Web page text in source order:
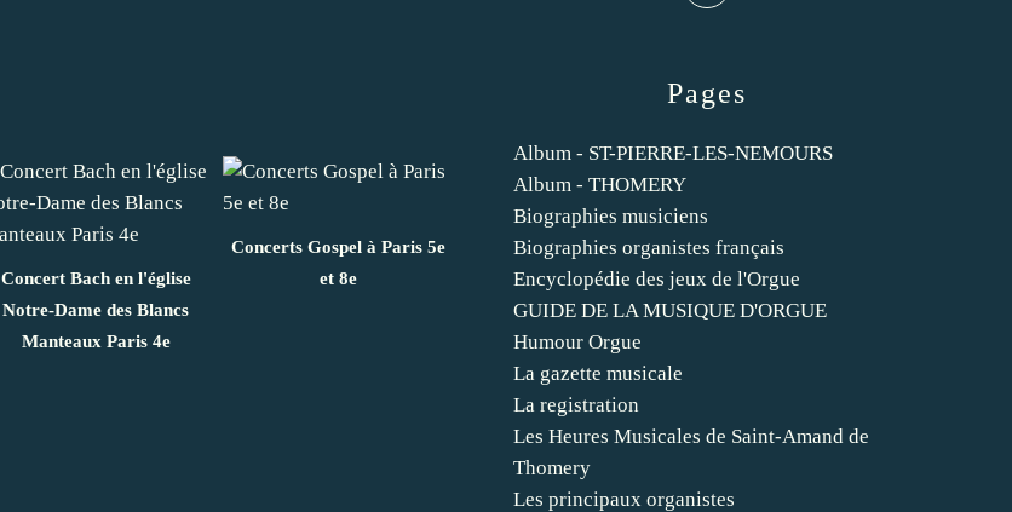
Concert Bach en l'église
Notre-Dame des Blancs
Manteaux Paris 4e
Concerts Gospel à Paris 5e
et 8e
Pages
Album - ST-PIERRE-LES-NEMOURS
Album - THOMERY
Biographies musiciens
Biographies organistes français
Encyclopédie des jeux de l'Orgue
GUIDE DE LA MUSIQUE D'ORGUE
Humour Orgue
La gazette musicale
La registration
Les Heures Musicales de Saint-Amand de
Thomery
Les principaux organistes